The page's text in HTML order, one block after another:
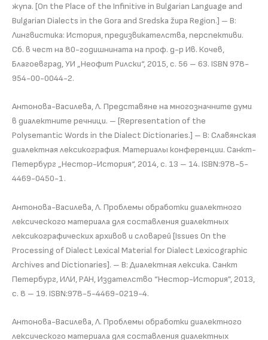
жупа. [On the Place of the Infinitive in Bulgarian Language and
Bulgarian Dialects in the Gora and Sredska župa Region.] – В:
Лингвистика: История, предизвикателства, перспективи.
Сб. в чест на 80-годишнината на проф. д-р Ив. Кочев,
Благоевград, УИ „Неофит Рилски“, 2015, с. 56 – 63. ISBN 978-
954-00-0044-2.
Антонова-Василева, Л. Представяне на многозначните думи
в диалектните речници. – [Representation of the
Polysemantic Words in the Dialect Dictionaries.] – В: Славянская
диалектная лексикография. Материалы конференции. Санкт-
Петербург „Нестор-История“, 2014, с. 13 – 14. ISBN:978-5-
4469-0450-1.
Антонова-Василева, Л. Проблемы обработки диалектного
лексического материала для составления диалектных
лексикографических архивов и словарей [Issues On the
Processing of Dialect Lexical Material for Dialect Lexicographic
Archives and Dictionaries]. – В: Диалектная лексика. Санкт
Петербург, ИЛИ, РАН, Издателство “Нестор-История”, 2013,
с. 8 – 19. ISBN:978-5-4469-0219-4.
Антонова-Василева, Л. Проблемы обработки диалектного
лексического материала для составления диалектных